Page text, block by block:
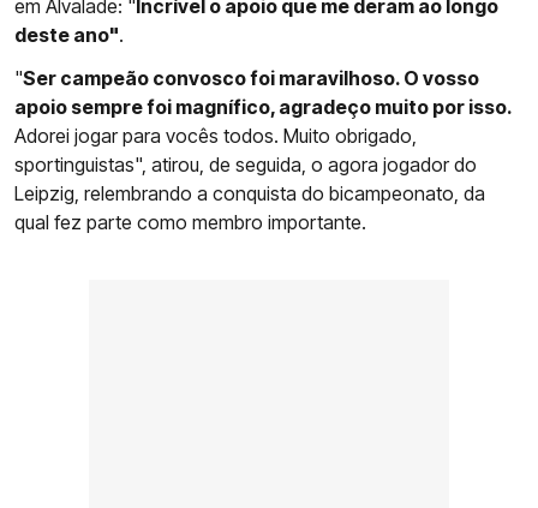
em Alvalade: " Incrível o apoio que me deram ao longo
deste ano".
"Ser campeão convosco foi maravilhoso. O vosso
apoio sempre foi magnífico, agradeço muito por isso.
Adorei jogar para vocês todos. Muito obrigado,
sportinguistas", atirou, de seguida, o agora jogador do
Leipzig, relembrando a conquista do bicampeonato, da
qual fez parte como membro importante.